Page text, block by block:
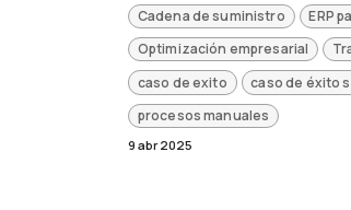
Cadena de suministro
ERP
Optimización empresarial
caso de exito
caso de éxito
procesos manuales
9 abr 2025